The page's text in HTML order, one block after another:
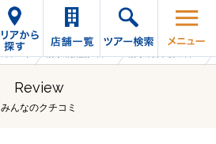
Review
みんなのクチコミ